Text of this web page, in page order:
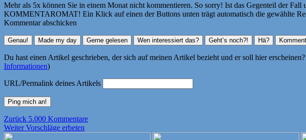
Mehr als 5x können Sie in einem Monat nicht kommentieren. So sorry! Ist das Gegenteil der
KOMMENTAROMAT! Ein Klick auf einen der Buttons unten trägt automatisch die gewählte
Kommentar abschicken
Du hast einen Artikel geschrieben, der sich auf meinen Artikel bezieht und er soll hier
Informationen)
URL/Permalink deines Artikels
Beitragsnavigation
Zurück Vorheriger
Beitrag:
5.000 Kommentare
Weiter Nächster
Vorschläge erbeten